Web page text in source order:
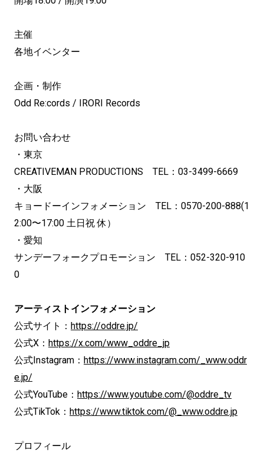
主催
各地イベンター
企画・制作
Odd Re:cords / IRORI Records
お問い合わせ
・東京
CREATIVEMAN PRODUCTIONS TEL：03-3499-6669
・大阪
キョードーインフォメーション TEL：0570-200-888(1
2:00〜17:00 ⼟⽇祝 休）
・愛知
サンデーフォークプロモーション TEL：052-320-910
0
アーティストインフォメーション
公式サイト： https://oddre.jp/
公式X： https://x.com/www_oddre_jp
公式Instagram： https://www.instagram.com/_www.oddr
e.jp/
公式YouTube： https://www.youtube.com/@oddre_tv
公式TikTok： https://www.tiktok.com/@_www.oddre.jp
プロフィール